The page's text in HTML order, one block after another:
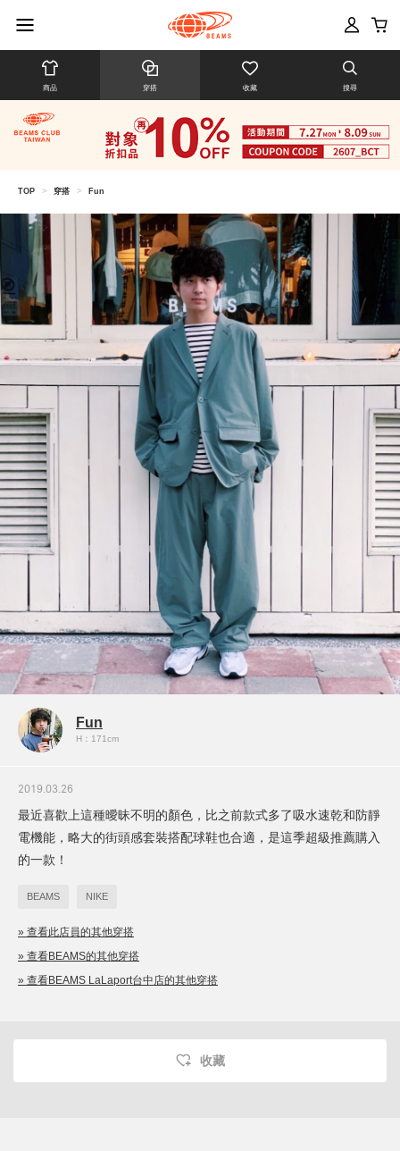
商品 穿搭 收藏 搜尋
TOP > 穿搭 > Fun
Fun
H：171cm
2019.03.26
最近喜歡上這種曖昧不明的顏色，比之前款式多了吸水速乾和防靜
電機能，略大的街頭感套裝搭配球鞋也合適，是這季超級推薦購入
的一款！
BEAMS NIKE
» 查看此店員的其他穿搭
» 查看BEAMS的其他穿搭
» 查看BEAMS LaLaport台中店的其他穿搭
收藏